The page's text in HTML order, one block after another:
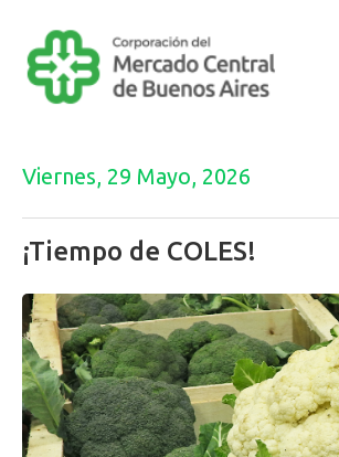
Viernes, 29 Mayo, 2026
¡Tiempo de COLES!